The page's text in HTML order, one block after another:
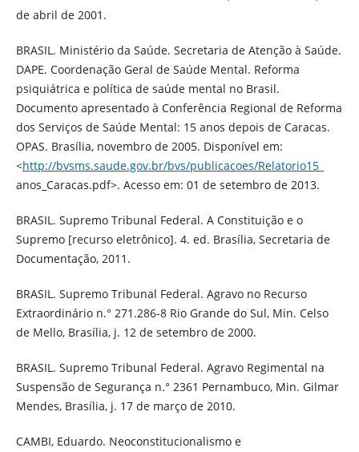
de abril de 2001.
BRASIL. Ministério da Saúde. Secretaria de Atenção à Saúde.
DAPE. Coordenação Geral de Saúde Mental. Reforma
psiquiátrica e política de saúde mental no Brasil.
Documento apresentado à Conferência Regional de Reforma
dos Serviços de Saúde Mental: 15 anos depois de Caracas.
OPAS. Brasília, novembro de 2005. Disponível em:
<http://bvsms.saude.gov.br/bvs/publicacoes/Relatorio15_
anos_Caracas.pdf>. Acesso em: 01 de setembro de 2013.
BRASIL. Supremo Tribunal Federal. A Constituição e o
Supremo [recurso eletrônico]. 4. ed. Brasília, Secretaria de
Documentação, 2011.
BRASIL. Supremo Tribunal Federal. Agravo no Recurso
Extraordinário n.° 271.286-8 Rio Grande do Sul, Min. Celso
de Mello, Brasília, j. 12 de setembro de 2000.
BRASIL. Supremo Tribunal Federal. Agravo Regimental na
Suspensão de Segurança n.° 2361 Pernambuco, Min. Gilmar
Mendes, Brasília, j. 17 de março de 2010.
CAMBI, Eduardo. Neoconstitucionalismo e